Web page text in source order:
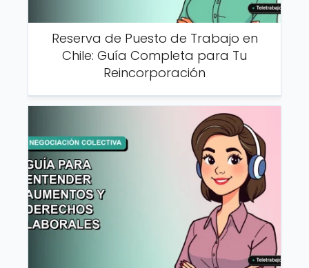
Reserva de Puesto de Trabajo en
Chile: Guía Completa para Tu
Reincorporación